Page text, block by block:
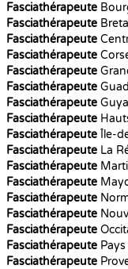
Fasciathérapeute
Fasciathérapeute
Fasciathérapeute
Fasciathérapeute
Fasciathérapeute
Fasciathérapeute
Fasciathérapeute
Fasciathérapeute
Fasciathérapeute Île-
Fasciathérapeute La
Fasciathérapeute
Fasciathérapeute
Fasciathérapeute
Fasciathérapeute
Fasciathérapeute
Fasciathérapeute
Fasciathérapeute